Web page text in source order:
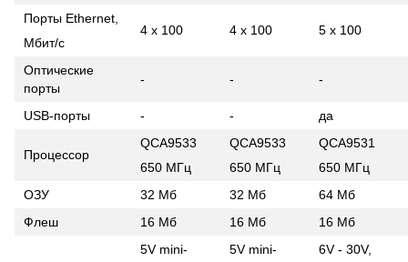
Порты Ethernet,
Мбит/с
4 х 100 4 х 100 5 х 100
Оптические
порты
- - -
USB-порты - - да
Процессор
QCA9533
650 МГц
QCA9533
650 МГц
QCA9531
650 МГц
ОЗУ
32 Мб 32 Мб
64 Мб
Флеш
16 Мб 16 Мб 16 Мб
5V mini-
5V mini-
6V - 30V,